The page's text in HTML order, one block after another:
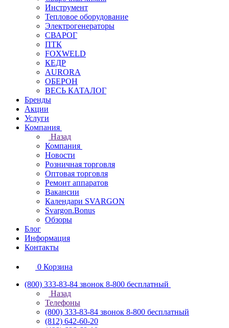
Инструмент
Тепловое оборудование
Электрогенераторы
СВАРОГ
ПТК
FOXWELD
КЕДР
AURORA
ОБЕРОН
ВЕСЬ КАТАЛОГ
Бренды
Акции
Услуги
Компания
Назад
Компания
Новости
Розничная торговля
Оптовая торговля
Ремонт аппаратов
Вакансии
Календари SVARGON
Svargon.Bonus
Обзоры
Блог
Информация
Контакты
0 Корзина
(800) 333-83-84 звонок 8-800 бесплатный
Назад
Телефоны
(800) 333-83-84 звонок 8-800 бесплатный
(812) 642-60-20